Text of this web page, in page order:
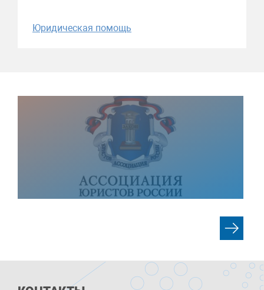
Юридическая помощь